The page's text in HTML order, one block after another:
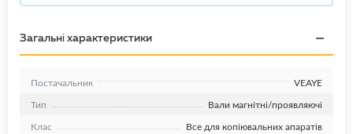
Загальні характеристики
Постачальник
VEAYE
Тип
Вали магнітні/проявляючі
Клас
Все для копіювальних апаратів